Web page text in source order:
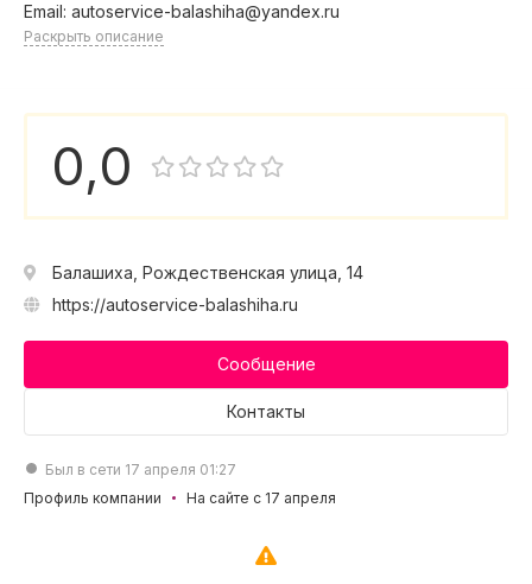
Email: autoservice-balashiha@yandex.ru
Раскрыть описание
0,0
Балашиха, Рождественская улица, 14
https://autoservice-balashiha.ru
Сообщение
Контакты
Был в сети 17 апреля 01:27
Профиль компании
На сайте с 17 апреля